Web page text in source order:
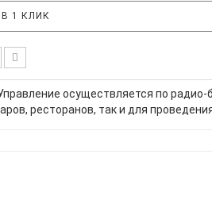
1 КЛИК
осуществляется по
ресторанов, так и для